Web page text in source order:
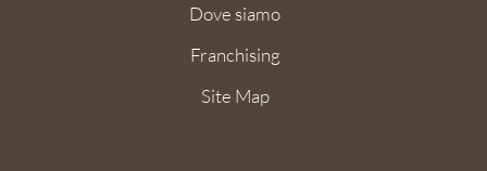
Dove siamo
Franchising
Site Map